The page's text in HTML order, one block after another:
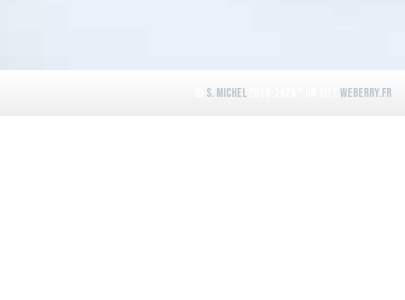
S. Michel WeBerry.fr